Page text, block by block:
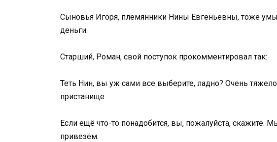
Сыновья Игоря, племянники Нины Евгеньевны, тоже
деньги.
Старший, Роман, свой поступок прокомментировал так:
Теть Нин, вы уж сами все выберите, ладно? Очень
пристанище.
Если ещё что-то понадобится, вы, пожалуйста, скажите.
привезём.